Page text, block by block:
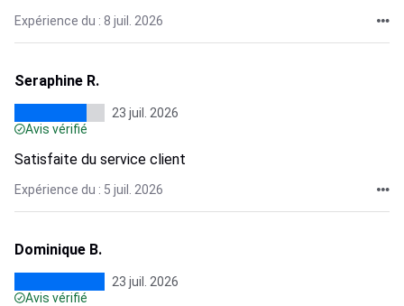
Expérience du : 8 juil. 2026
Seraphine R.
23 juil. 2026
Avis vérifié
Satisfaite du service client
Expérience du : 5 juil. 2026
Dominique B.
23 juil. 2026
Avis vérifié